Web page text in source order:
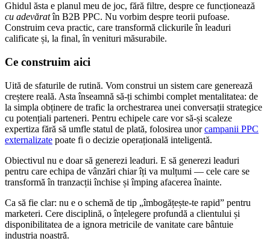
Ghidul ăsta e planul meu de joc, fără filtre, despre ce funcționează
cu adevăratîn B2B PPC. Nu vorbim despre teorii pufoase.
Construim ceva practic, care transformă clickurile în leaduri
calificate și, la final, în venituri măsurabile.
Ce construim aici
Uită de sfaturile de rutină. Vom construi un sistem care generează
creștere reală. Asta înseamnă să-ți schimbi complet mentalitatea: de
la simpla obținere de trafic la orchestrarea unei conversații strategice
cu potențiali parteneri. Pentru echipele care vor să-și scaleze
expertiza fără să umfle statul de plată, folosirea unorcampanii PPC
externalizate poate fi o decizie operațională inteligentă.
Obiectivul nu e doar să generezi leaduri. E să generezi leaduri
pentru care echipa de vânzări chiar îți va mulțumi — cele care se
transformă în tranzacții închise și împing afacerea înainte.
Ca să fie clar: nu e o schemă de tip „îmbogățește-te rapid” pentru
marketeri. Cere disciplină, o înțelegere profundă a clientului și
disponibilitatea de a ignora metricile de vanitate care bântuie
industria noastră.